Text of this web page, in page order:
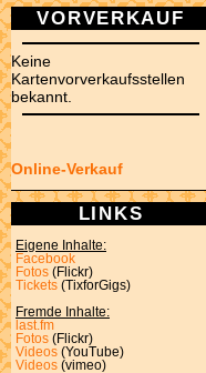
VORVERKAUF
Keine
Kartenvorverkaufsstellen
bekannt.
Online-Verkauf
LINKS
Eigene Inhalte:
Facebook
Fotos (Flickr)
Tickets (TixforGigs)
Fremde Inhalte:
last.fm
Fotos (Flickr)
Videos (YouTube)
Videos (vimeo)